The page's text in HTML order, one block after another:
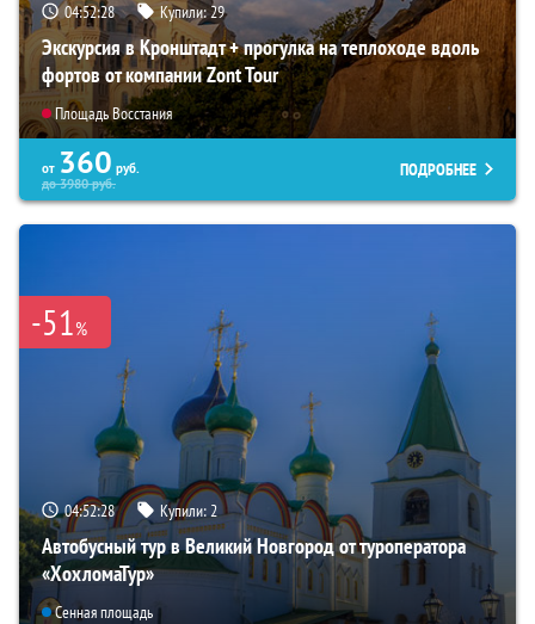
04:52:26 Купили:29
Экскурсия в Кронштадт + прогулка на теплоходе вдоль
фортов от компании Zont Tour
Площадь Восстания
от 360 руб.
до3980руб.
ПОДРОБНЕЕ
-51%
04:52:26 Купили:2
Автобусный тур в Великий Новгород от туроператора
«ХохломаТур»
Сенная площадь